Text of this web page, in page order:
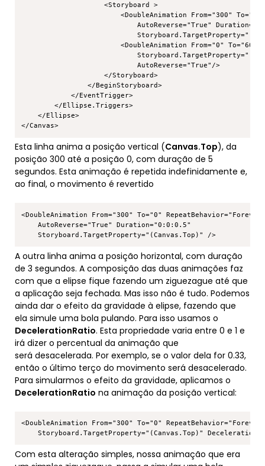
                    <Storyboard >
<DoubleAnimation From="300"
AutoReverse="True"
<DoubleAnimation From="0"
                            AutoReverse="True"/>
                    </Storyboard>
                </BeginStoryboard>
            </EventTrigger>
        </Ellipse.Triggers>
    </Ellipse>
Esta linha anima a posição vertical (Canvas.Top), da
posição 300 até a posição 0, com duração de 5
segundos. Esta animação é repetida indefinidamente e,
ao final, o movimento é revertido
<DoubleAnimation From="300" To="0"
    AutoReverse="True" Duration="0:0:0.5"
Copy
A outra linha anima a posição horizontal, com duração
de 3 segundos. A composição das duas animações faz
com que a elipse fique fazendo um ziguezague até que
a aplicação seja fechada. Mas isso não é tudo. Podemos
ainda dar o efeito da gravidade à elipse, fazendo que
ela simule uma bola pulando. Para isso usamos o
DecelerationRatio. Esta propriedade varia entre 0 e 1 e
irá dizer o percentual da animação que
será desacelerada. Por exemplo, se o valor dela for 0.33,
então o último terço do movimento será desacelerado.
Para simularmos o efeito da gravidade, aplicamos o
DecelerationRatio na animação da posição vertical:
<DoubleAnimation From="300" To="0" Copy
Com esta alteração simples, nossa animação que era